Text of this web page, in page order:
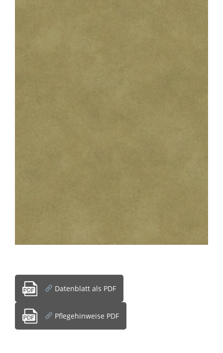
Datenblatt als PDF
Pflegehinweise PDF